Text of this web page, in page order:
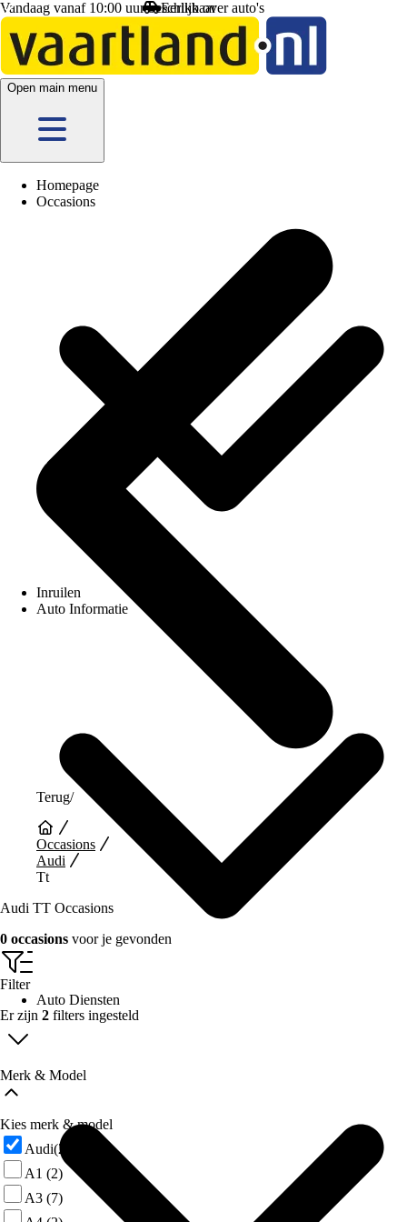
Eerlijk over auto's
Vandaag vanaf 10:00 uur beschikbaar
Open main menu
Homepage
Occasions
Inruilen
Auto Informatie
Auto Diensten
Terug/
Occasions
Audi
Tt
Audi TT Occasions
0 occasions voor je gevonden
Filter
Er zijn 2 filters ingesteld
Merk & Model
Kies merk & model
Audi(29)
A1 (2)
A3 (7)